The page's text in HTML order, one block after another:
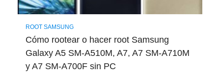
ROOT SAMSUNG
Cómo rootear o hacer root Samsung
Galaxy A5 SM-A510M, A7, A7 SM-A710M
y A7 SM-A700F sin PC